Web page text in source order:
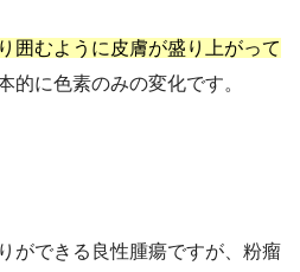
囲むように皮膚が盛り上がって
的に色素のみの変化です。
ができる良性腫瘍ですが、粉瘤